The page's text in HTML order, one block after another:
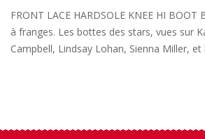
FRONT LACE HARDSOLE KNEE HI
à franges. Les bottes des stars, vues sur
Campbell, Lindsay Lohan, Sienna Miller, et